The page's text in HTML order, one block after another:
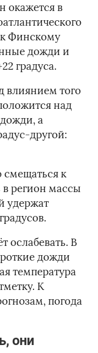
окажется в
к Финскому
дожди и
градуса.
влиянием того
над
а
другой:
смещаться к
в регион массы
удержат
ослабевать. В
дожди
температура
К
погода
они